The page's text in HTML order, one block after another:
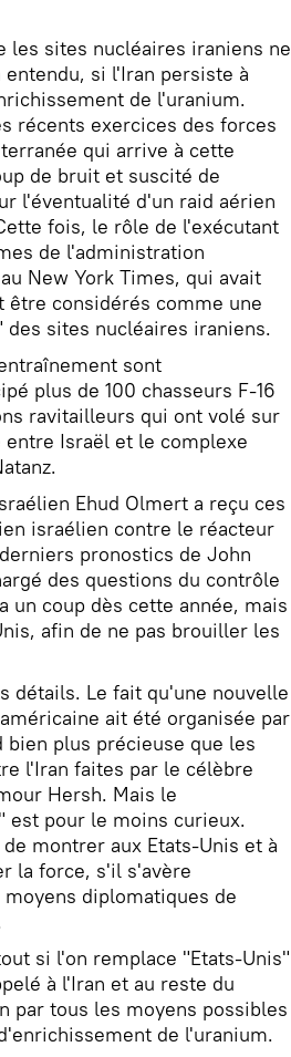
les sites nucléaires iraniens ne
si l'Iran persiste à
de l'uranium.
récents exercices des forces
qui arrive à cette
de bruit et suscité de
l'éventualité d'un raid aérien
fois, le rôle de l'exécutant
de l'administration
New York Times, qui avait
considérés comme une
sites nucléaires iraniens.
sont
plus de 100 chasseurs F-16
ravitailleurs qui ont volé sur
Israël et le complexe
Ehud Olmert a reçu ces
israélien contre le réacteur
pronostics de John
des questions du contrôle
un coup dès cette année, mais
afin de ne pas brouiller les
détails. Le fait qu'une nouvelle
ait été organisée par
plus précieuse que les
l'Iran faites par le célèbre
Hersh. Mais le
est pour le moins curieux.
montrer aux Etats-Unis et à
la force, s'il s'avère
diplomatiques de
si l'on remplace "Etats-Unis"
à l'Iran et au reste du
par tous les moyens possibles
de l'uranium.